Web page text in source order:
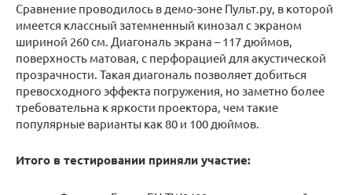
Сравнение проводилось в демо-зоне Пульт.ру, в которой
имеется классный затемненный кинозал с экраном
шириной 260 см. Диагональ экрана – 117 дюймов,
поверхность матовая, с перфорацией для акустической
прозрачности. Такая диагональ позволяет добиться
превосходного эффекта погружения, но заметно более
требовательна к яркости проектора, чем такие
популярные варианты как 80 и 100 дюймов.
Итого в тестировании приняли участие: